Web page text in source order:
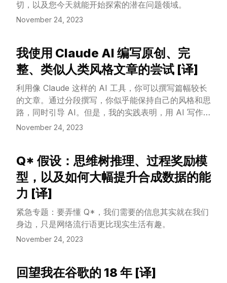
切，以及您今天就能开始探索的潜在问题领域。
November 24, 2023
我使用 Claude AI 编写原创、完
整、类似人类风格文章的尝试 [译]
利用像 Claude 这样的 AI 工具，你可以撰写篇幅较长
的文章。通过分段撰写，你似乎能保持自己的风格和思
路，同时引导 AI。但是，我的实践表明，用 AI 写作
比我预期的要难。我可以做到差不多，但由于 AI 工具
November 24, 2023
View Article
Q* 假设：思维树推理、过程奖励模
型，以及如何大幅提升合成数据的能
力 [译]
紧急专题：要弄懂 Q*，我们需要的信息其实就在我们
身边，只是网络流行语更比现实生活有趣。
November 24, 2023
View Article
回望我在谷歌的 18 年 [译]
View Article